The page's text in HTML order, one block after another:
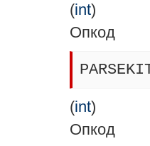
(int)
Опкод
(int)
Опкод